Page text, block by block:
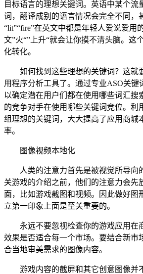
目标语言的理想关键词。英语中某个流
词，翻译成别的语言情况会完全不同，
“lit”“fire”在英文中都是年轻人爱说爱用
文”火“”上升“就会让你摸不清头脑。这
化转化。
如何找到这些理想的关键词？这就
用程序分析工具了。通过专业ASO关键
以确定潜在用户们都在使用哪些词汇搜
的竞争对手在使用哪些关键词竞位。利
组理想的关键词，大大提高了应用商城
率。
图像视频本地化
人类的注意力首先是被视觉所导向
关游戏的介绍之前，他们的注意力会先
面，比如游戏截图和视频。因此做好图
立第一印象上面是至关重要的。
永远不要忽视检查你的游戏应用在
效果是否适合每一个市场。要结合新市
合当地审美需求的图像内容。
游戏内容的截屏和其它创意图像并